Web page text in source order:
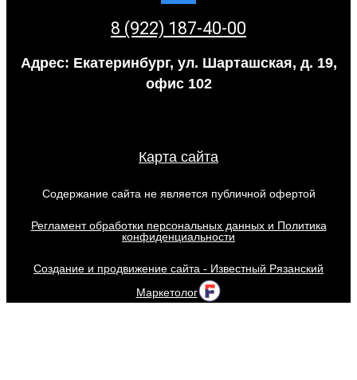
8 (922) 187-40-00
Адрес: Екатеринбург, ул. Шарташская, д. 19,
офис 102
Карта сайта
Содержание сайта не является публичной офертой
Регламент обработки персональных данных и Политика
конфиденциальности
Создание и продвижение сайта - Известный Рязанский
Маркетолог